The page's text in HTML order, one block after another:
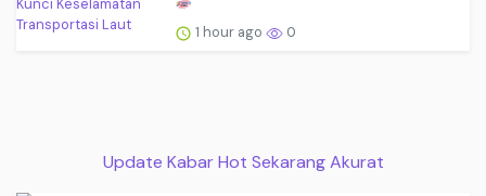
1 hour ago 0
Update Kabar Hot Sekarang Akurat